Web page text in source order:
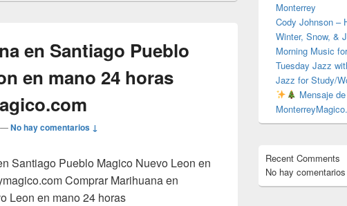
en Santiago Pueblo
en mano 24 horas
—No hay comentarios ↓
Santiago Pueblo Magico Nuevo Leon en
Comprar Marihuana en
Leon en mano 24 horas
Monterrey
Cody Johnson –
Winter, Snow, &
Morning Music
Tuesday Jazz
Jazz for Study/
Mensaje
Recent Comments
No hay